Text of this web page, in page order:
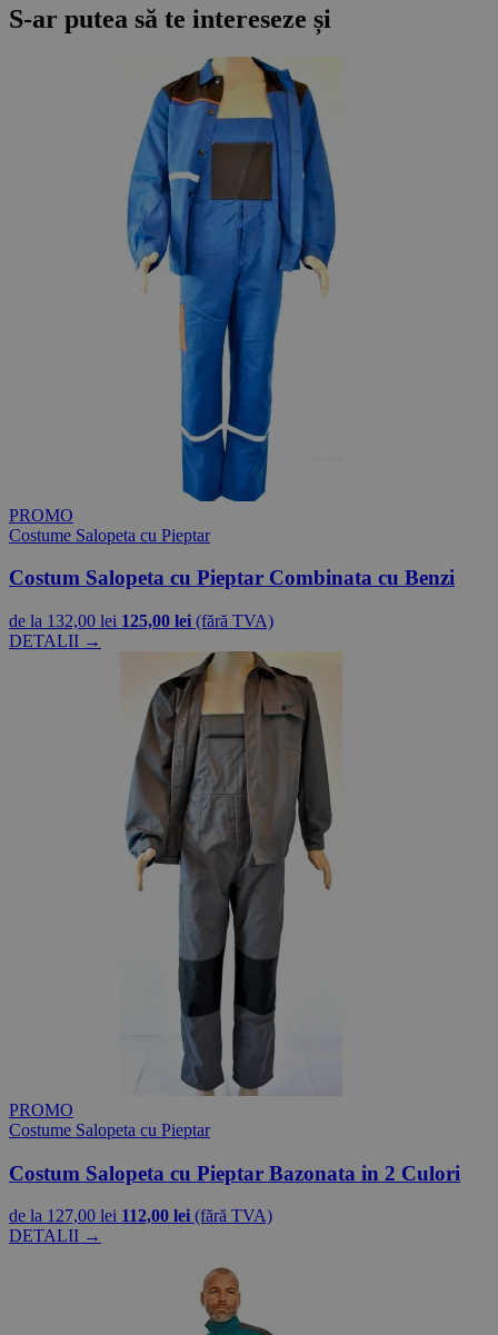
S-ar putea să te intereseze și
PROMO
Costume Salopeta cu Pieptar
Costum Salopeta cu Pieptar Combinata cu Benzi
de la 132,00 lei 125,00 lei (fără TVA)
DETALII →
PROMO
Costume Salopeta cu Pieptar
Costum Salopeta cu Pieptar Bazonata in 2 Culori
de la 127,00 lei 112,00 lei (fără TVA)
DETALII →